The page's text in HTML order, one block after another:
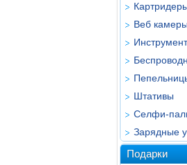
Веб камеры
Штативы
Селфи-
Зарядные
Подарки